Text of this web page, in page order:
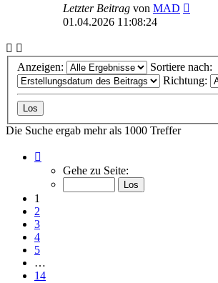
Letzter Beitrag von MAD
01.04.2026 11:08:24
Anzeigen:
Sortiere nach:
Richtung:
Die Suche ergab mehr als 1000 Treffer
von
Gehe zu Seite:
1
2
3
4
5
…
14